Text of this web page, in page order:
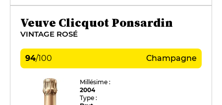
Veuve Clicquot Ponsardin
VINTAGE ROSÉ
94/100 Champagne
Millésime :
2004
Type :